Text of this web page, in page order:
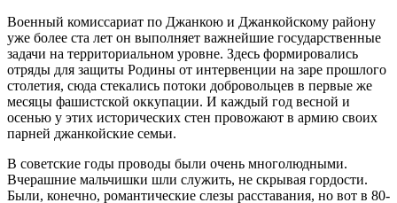
Военный комиссариат по Джанкою и Джанкойскому району
уже более ста лет он выполняет важнейшие государственные
задачи на территориальном уровне. Здесь формировались
отряды для защиты Родины от интервенции на заре прошлого
столетия, сюда стекались потоки добровольцев в первые же
месяцы фашистской оккупации. И каждый год весной и
осенью у этих исторических стен провожают в армию своих
парней джанкойские семьи.
В советские годы проводы были очень многолюдными.
Вчерашние мальчишки шли служить, не скрывая гордости.
Были, конечно, романтические слезы расставания, но вот в 80-